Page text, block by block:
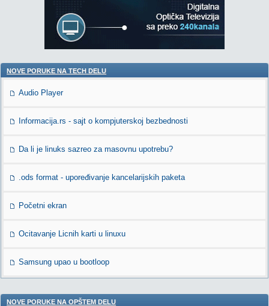
NOVE PORUKE NA TECH DELU
Audio Player
Informacija.rs - sajt o kompjuterskoj bezbednosti
Da li je linuks sazreo za masovnu upotrebu?
.ods format - upoređivanje kancelarijskih paketa
Početni ekran
Ocitavanje Licnih karti u linuxu
Samsung upao u bootloop
NOVE PORUKE NA OPŠTEM DELU